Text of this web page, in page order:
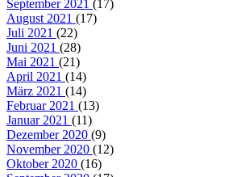
September 2021 (17)
August 2021 (17)
Juli 2021 (22)
Juni 2021 (28)
Mai 2021 (21)
April 2021 (14)
März 2021 (14)
Februar 2021 (13)
Januar 2021 (11)
Dezember 2020 (9)
November 2020 (12)
Oktober 2020 (16)